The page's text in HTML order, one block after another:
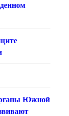
Южной